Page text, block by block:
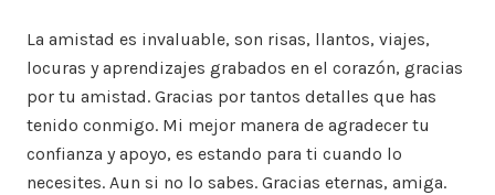
La amistad es invaluable, son risas, llantos, viajes,
locuras y aprendizajes grabados en el corazón, gracias
por tu amistad. Gracias por tantos detalles que has
tenido conmigo. Mi mejor manera de agradecer tu
confianza y apoyo, es estando para ti cuando lo
necesites. Aun si no lo sabes. Gracias eternas, amiga.